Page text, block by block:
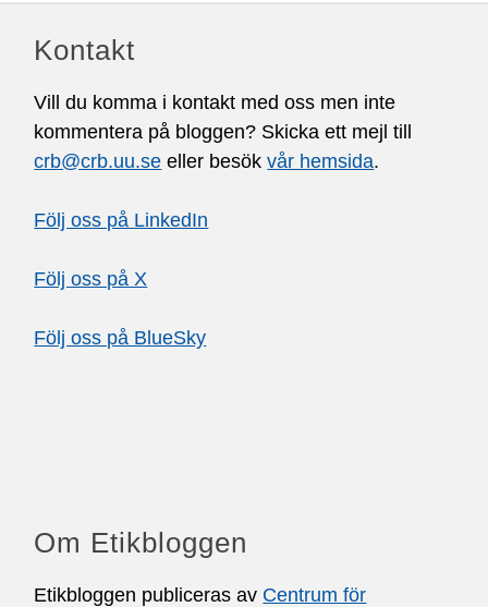
Kontakt
Vill du komma i kontakt med oss men inte
kommentera på bloggen? Skicka ett mejl till
crb@crb.uu.se eller besökvår hemsida.
Följ oss på LinkedIn
Följ oss på X
Följ oss på BlueSky
Om Etikbloggen
Etikbloggen publiceras av Centrum för